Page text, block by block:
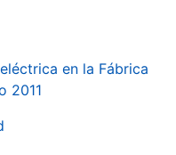
en la Fábrica
2011